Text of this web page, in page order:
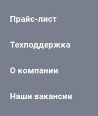
Прайс-лист
Техподдержка
О компании
Наши вакансии